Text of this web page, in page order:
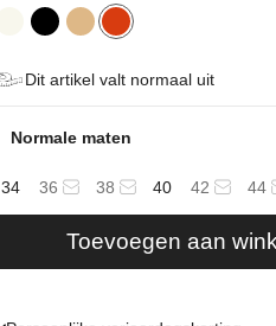
Dit artikel valt normaal uit
Normale maten
34 36 38 40 42 44
Toevoegen aan